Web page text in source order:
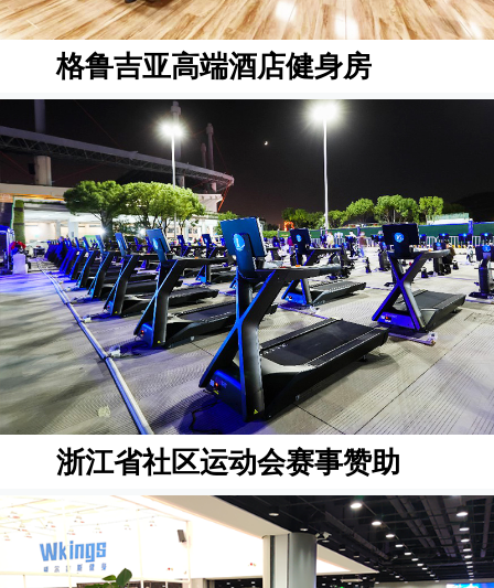
格鲁吉亚高端酒店健身房
浙江省社区运动会赛事赞助